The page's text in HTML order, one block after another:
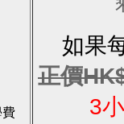
費
如果
正價
3